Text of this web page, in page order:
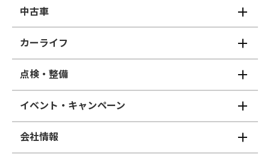
中古車
カーライフ
点検・整備
イベント・キャンペーン
会社情報